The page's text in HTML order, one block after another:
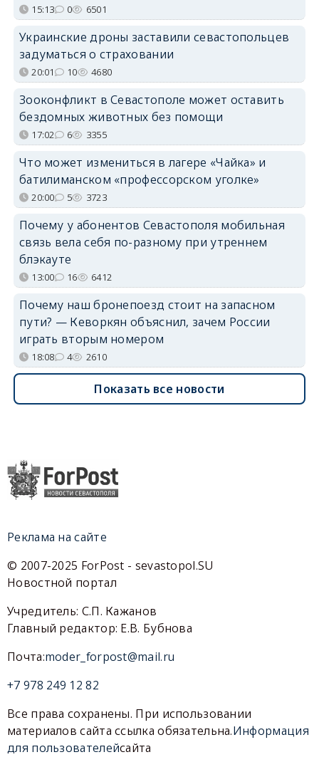
15:13 0 6501
Украинские дроны заставили севастопольцев
задуматься о страховании
20:01 10 4680
Зооконфликт в Севастополе может оставить
бездомных животных без помощи
17:02 6 3355
Что может измениться в лагере «Чайка» и
батилиманском «профессорском уголке»
20:00 5 3723
Почему у абонентов Севастополя мобильная
связь вела себя по-разному при утреннем
блэкауте
13:00 16 6412
Почему наш бронепоезд стоит на запасном
пути? — Кеворкян объяснил, зачем России
играть вторым номером
18:08 4 2610
Показать все новости
Реклама на сайте
© 2007-2025 ForPost - sevastopol.SU
Новостной портал
Учредитель: С.П. Кажанов
Главный редактор: Е.В. Бубнова
Почта:moder_forpost@mail.ru
+7 978 249 12 82
Все права сохранены. При использовании
материалов сайта ссылка обязательна.Информация
для пользователейсайта